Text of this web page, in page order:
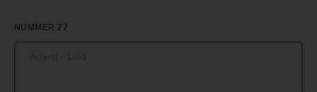
NUMMER 27